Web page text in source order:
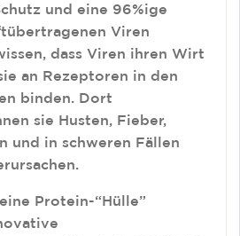
und eine 96%ige
Viren
dass Viren ihren Wirt
an Rezeptoren in den
binden. Dort
sie Husten, Fieber,
und in schweren Fällen
Protein-“Hülle”